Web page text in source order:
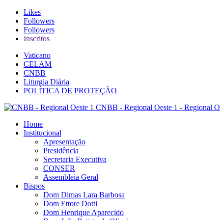
Likes
Followers
Followers
Inscritos
Vaticano
CELAM
CNBB
Liturgia Diária
POLÍTICA DE PROTEÇÃO
CNBB - Regional Oeste 1 - Regional
Home
Institucional
Apresentação
Presidência
Secretaria Executiva
CONSER
Assembleia Geral
Bispos
Dom Dimas Lara Barbosa
Dom Ettore Dotti
Dom Henrique Aparecido